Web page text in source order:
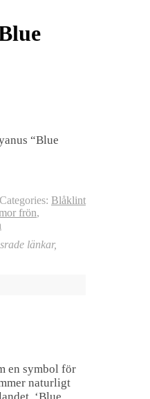
“Blue
Categories: Blåklint
frön,
länkar,
en symbol för
naturligt
‘Blue